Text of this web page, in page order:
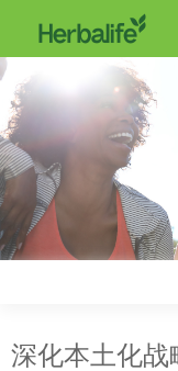
深化本土化战